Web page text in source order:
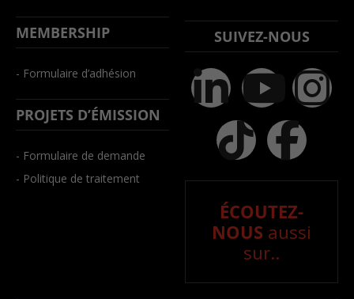
MEMBERSHIP
- Formulaire d’adhésion
PROJETS D’ÉMISSION
- Formulaire de demande
- Politique de traitement
SUIVEZ-NOUS
ÉCOUTEZ-
NOUS aussi
sur..